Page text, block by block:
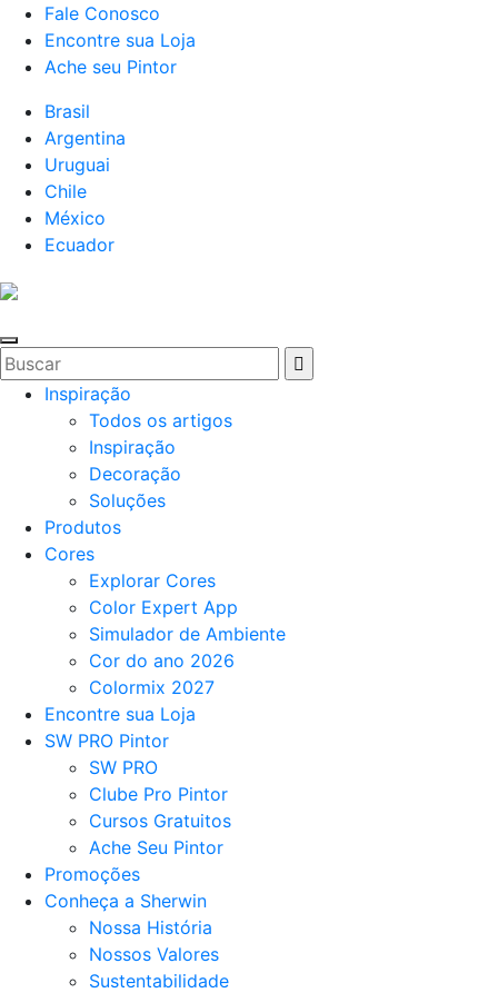
Fale Conosco
Encontre sua Loja
Ache seu Pintor
Brasil
Argentina
Uruguai
Chile
México
Ecuador
Inspiração
Todos os artigos
Inspiração
Decoração
Soluções
Produtos
Cores
Explorar Cores
Color Expert App
Simulador de Ambiente
Cor do ano 2026
Colormix 2027
Encontre sua Loja
SW PRO Pintor
SW PRO
Clube Pro Pintor
Cursos Gratuitos
Ache Seu Pintor
Promoções
Conheça a Sherwin
Nossa História
Nossos Valores
Sustentabilidade